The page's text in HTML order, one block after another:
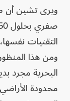
ويرى تشين أن
التقنيات
ومن هذا
البحرية مجرد
محدودة